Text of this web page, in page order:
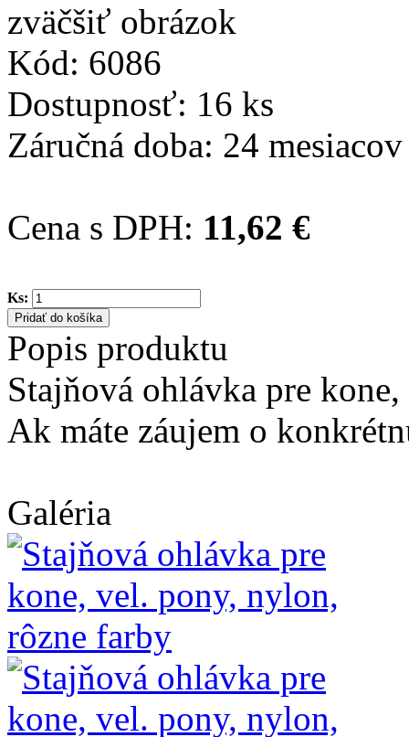
zväčšiť obrázok
Kód: 6086
Dostupnosť: 16 ks
Záručná doba: 24 mesiacov
Cena s DPH: 11,62 €
Ks:
Popis produktu
Stajňová ohlávka pre
Ak máte záujem o
Galéria